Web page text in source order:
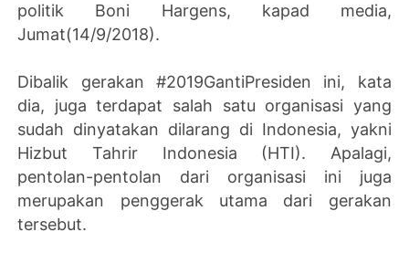
politik Boni Hargens, kapad media,
Jumat(14/9/2018).
Dibalik gerakan #2019GantiPresiden ini, kata
dia, juga terdapat salah satu organisasi yang
sudah dinyatakan dilarang di Indonesia, yakni
Hizbut Tahrir Indonesia (HTI). Apalagi,
pentolan-pentolan dari organisasi ini juga
merupakan penggerak utama dari gerakan
tersebut.